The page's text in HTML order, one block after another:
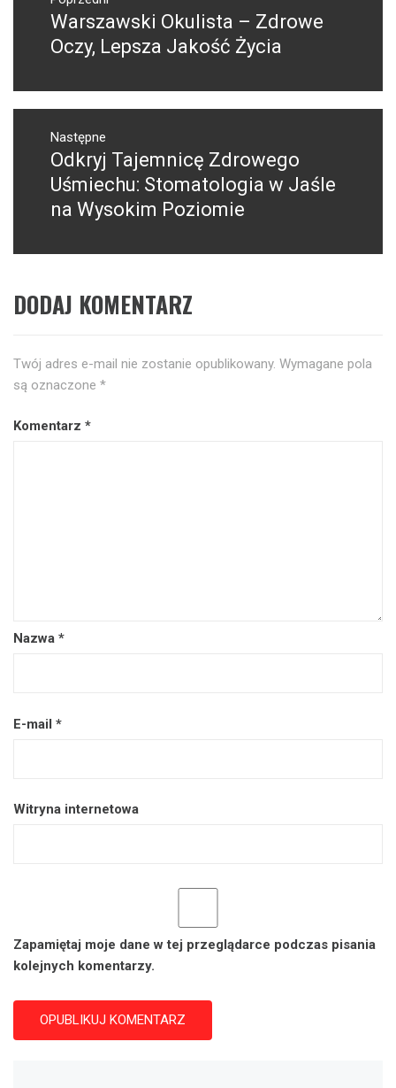
Poprzedni
wpis:
Warszawski Okulista – Zdrowe
Oczy, Lepsza Jakość Życia
Następne
Następny
post:
Odkryj Tajemnicę Zdrowego
Uśmiechu: Stomatologia w Jaśle
na Wysokim Poziomie
DODAJ KOMENTARZ
Twój adres e-mail nie zostanie opublikowany. Wymagane pola
są oznaczone *
Komentarz *
Nazwa *
E-mail *
Witryna internetowa
Zapamiętaj moje dane w tej przeglądarce podczas pisania
kolejnych komentarzy.